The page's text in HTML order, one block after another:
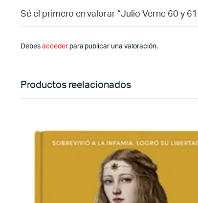
Sé el primero en valorar “Julio Verne 60 y
Debes accederpara publicar una valoración.
Productos reelacionados